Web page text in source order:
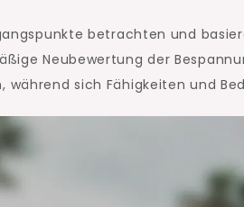
betrachten und
Neubewertung der
sich Fähigkeiten und